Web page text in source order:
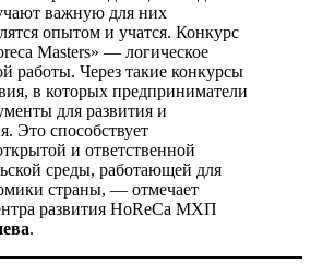
важную для них
опытом и учатся. Конкурс
Masters» — логическое
работы. Через такие конкурсы
в которых предприниматели
для развития и
Это способствует
и ответственной
среды, работающей для
страны, — отмечает
развития HoReCa МХП
.